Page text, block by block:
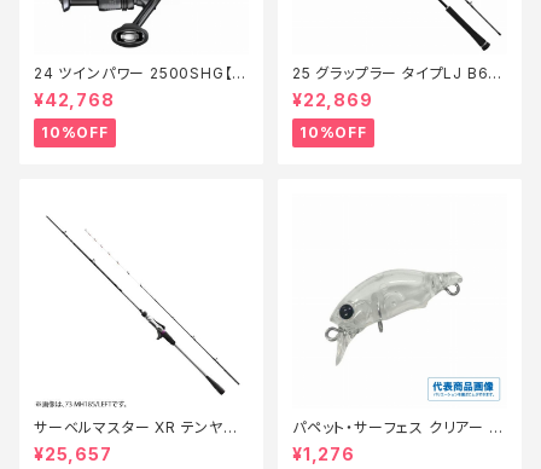
24 ツインパワー 2500SHG【継
続セール_リール】【10】
¥42,768
10%OFF
25 グラップラー タイプLJ B63-
3【継続セール_ロッド】【10】
¥22,869
10%OFF
サーベルマスター XR テンヤ
73MH 185R【特価ロッド】【30】
¥25,657
パペット・サーフェス クリアー 0
1【特価ルアー】【20】
¥1,276